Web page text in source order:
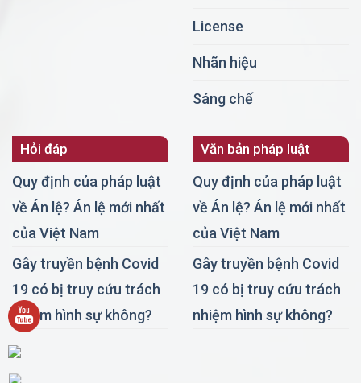
License
Nhãn hiệu
Sáng chế
Hỏi đáp
Quy định của pháp luật
về Án lệ? Án lệ mới nhất
của Việt Nam
Gây truyền bệnh Covid
19 có bị truy cứu trách
nhiệm hình sự không?
Văn bản pháp luật
Quy định của pháp luật
về Án lệ? Án lệ mới nhất
của Việt Nam
Gây truyền bệnh Covid
19 có bị truy cứu trách
nhiệm hình sự không?